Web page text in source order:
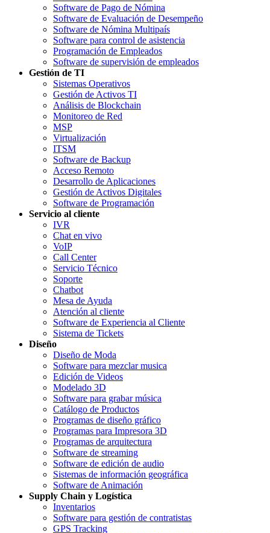
Software de Pago de Nómina
Software de Evaluación de Desempeño
Software de Nómina Multipaís
Software para control de asistencia
Programación de Empleados
Software de supervisión de empleados
Gestión de TI
Sistemas Operativos
Gestión de Activos TI
Análisis de Blockchain
Monitoreo de Red
MSP
Virtualización
ITSM
Software de Backup
Acceso Remoto
Desarrollo de Aplicaciones
Gestión de Activos Digitales
Software de Programación
Servicio al cliente
IVR
Chat en vivo
VoIP
Call Center
Servicio Técnico
Soporte
Chatbot
Mesa de Ayuda
Atención al cliente
Software de Experiencia al Cliente
Sistema de Tickets
Diseño
Diseño de Moda
Software para mezclar musica
Edición de Videos
Modelado 3D
Software para grabar música
Catálogo de Productos
Programas de diseño gráfico
Programas para Impresora 3D
Programas de arquitectura
Software de streaming
Software de edición de audio
Sistemas de información geográfica
Software de Animación
Supply Chain y Logística
Inventarios
Software para gestión de contratistas
GPS Tracking